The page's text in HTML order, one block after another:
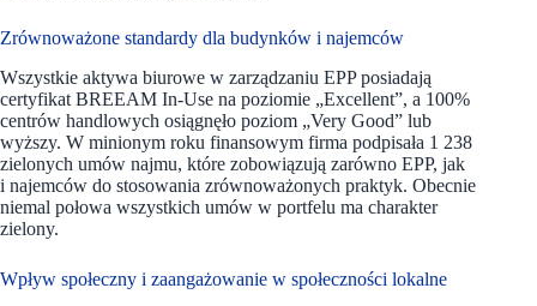
Zrównoważone standardy dla budynków i najemców
Wszystkie aktywa biurowe w zarządzaniu EPP posiadają
certyfikat BREEAM In-Use na poziomie „Excellent”, a 100%
centrów handlowych osiągnęło poziom „Very Good” lub
wyższy. W minionym roku finansowym firma podpisała 1 238
zielonych umów najmu, które zobowiązują zarówno EPP, jak
i najemców do stosowania zrównoważonych praktyk. Obecnie
niemal połowa wszystkich umów w portfelu ma charakter
zielony.
Wpływ społeczny i zaangażowanie w społeczności lokalne